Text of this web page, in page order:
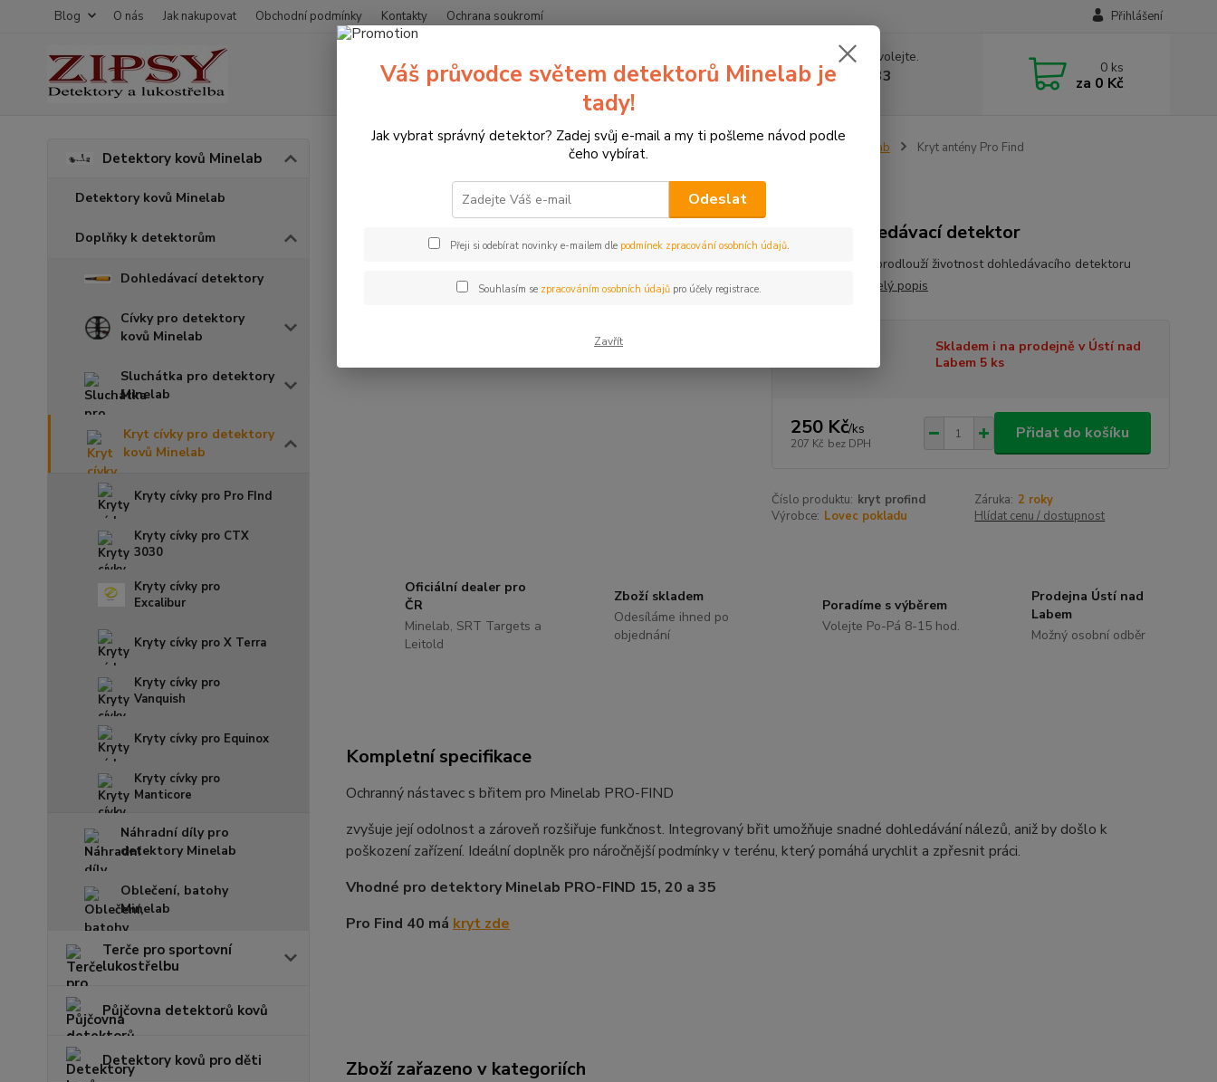
Blog O nás Jak nakupovat Obchodní podmínky Kontakty Ochrana soukromí Přihlášení
Hledat
Nevíte si rady? Zavolejte.
+420774877333 0 ks
za 0 Kč
Detektory kovů Minelab
Detektory kovů Minelab
Doplňky k detektorům
Dohledávací detektory
Cívky pro detektory
kovů Minelab
Sluchátka pro detektory
Minelab
Kryt cívky pro detektory
kovů Minelab
Kryty cívky pro Pro FInd
Kryty cívky pro CTX
3030
Kryty cívky pro
Excalibur
Kryty cívky pro X Terra
Kryty cívky pro
Vanquish
Kryty cívky pro Equinox
Kryty cívky pro
Manticore
Náhradní díly pro
detektory Minelab
Oblečení, batohy
Minelab
Terče pro sportovní
lukostřelbu
Půjčovna detektorů kovů
Detektory kovů pro děti
Detektory kovů Minelab Doplňky k detektorům Kryt cívky pro detektory kovů Minelab Kryt antény Pro Find
Kryt antény Pro Find
Kryt na dohledávací detektor
Kryt antény, který prodlouží životnost dohledávacího detektoru
celý popis
Skladem i na prodejně v Ústí nad
Labem 5 ks
250 Kč/ks
207 Kč bez DPH
Přidat do košíku
Číslo produktu: kryt profind Záruka: 2 roky
Výrobce: Lovec pokladu Hlídat cenu / dostupnost
Oficiální dealer pro
ČR
Minelab, SRT Targets a
Leitold
Zboží skladem
Odesíláme ihned po
objednání
Poradíme s výběrem
Volejte Po-Pá 8-15 hod.
Prodejna Ústí nad
Labem
Možný osobní odběr
Kompletní specifikace
Ochranný nástavec s břitem pro Minelab PRO-FIND
zvyšuje její odolnost a zároveň rozšiřuje funkčnost. Integrovaný břit umožňuje snadné dohledávání nálezů, aniž by došlo k
poškození zařízení. Ideální doplněk pro náročnější podmínky v terénu, který pomáhá urychlit a zpřesnit práci.
Vhodné pro detektory Minelab PRO-FIND 15, 20 a 35
Pro Find 40 má kryt zde
Zboží zařazeno v kategoriích
Váš průvodce světem detektorů Minelab je
tady!
Jak vybrat správný detektor? Zadej svůj e-mail a my ti pošleme návod podle
čeho vybírat.
Odeslat
Přeji si odebírat novinky e-mailem dle podmínek zpracování osobních údajů.
Souhlasím se zpracováním osobních údajůpro účely registrace.
Zavřít